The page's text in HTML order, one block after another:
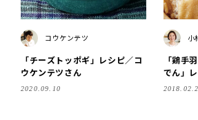
コウケンテツ
「チーズトッポギ」レシピ／コ
ウケンテツさん
2020.09.10
小
「鶏手
でん」